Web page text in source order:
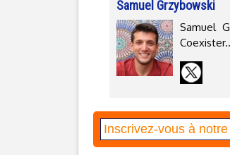
Samuel Grzybowski
Samuel